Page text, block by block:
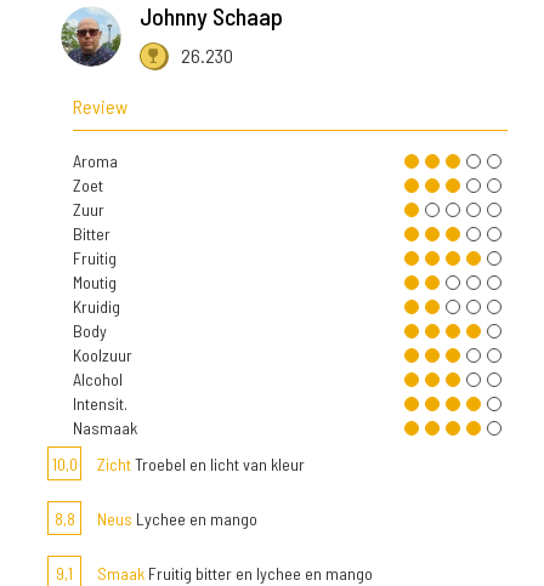
Johnny Schaap
26.230
Review
Aroma
Zoet
Zuur
Bitter
Fruitig
Moutig
Kruidig
Body
Koolzuur
Alcohol
Intensit.
Nasmaak
10,0
ZichtTroebel en licht van kleur
8,8 Neus Lychee en mango
9,1 Smaak Fruitig bitter en lychee en mango